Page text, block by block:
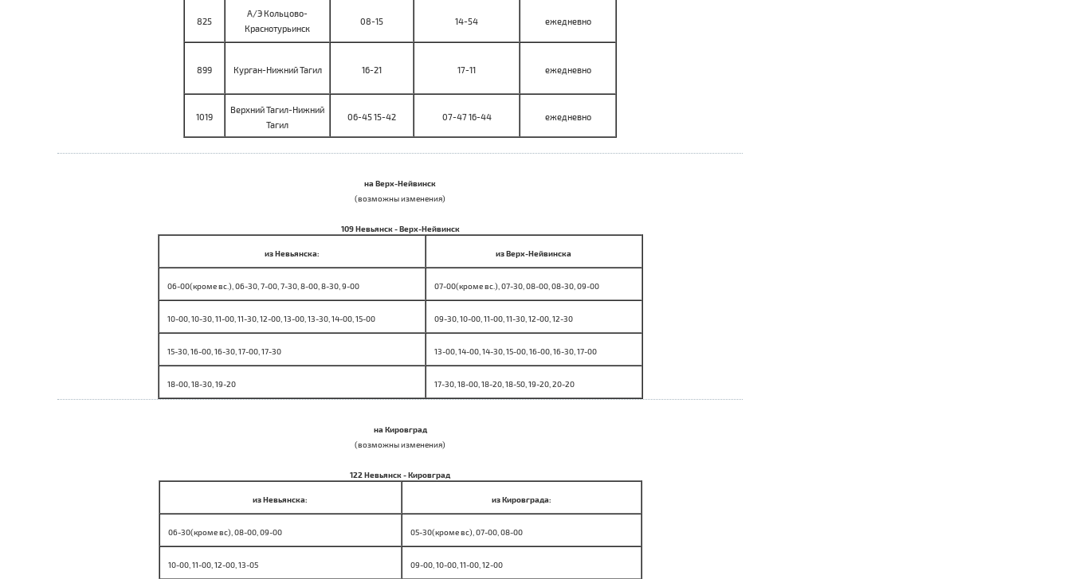
825
А/Э Кольцово-
Краснотурьинск
08-15 14-54 ежедневно
899 Курган-Нижний Тагил 16-21 17-11 ежедневно
1019
Верхний Тагил-Нижний
Тагил
06-45 15-42 07-47 16-44 ежедневно
на Верх-Нейвинск
(возможны изменения)
109 Невьянск - Верх-Нейвинск
из Невьянска: из Верх-Нейвинска
06-00(кроме вс.), 06-30, 7-00, 7-30, 8-00, 8-30, 9-00 07-00(кроме вс.), 07-30, 08-00, 08-30, 09-00
10-00, 10-30, 11-00, 11-30, 12-00, 13-00, 13-30, 14-00, 15-00 09-30, 10-00, 11-00, 11-30, 12-00, 12-30
15-30, 16-00, 16-30, 17-00, 17-30 13-00, 14-00, 14-30, 15-00, 16-00, 16-30, 17-00
18-00, 18-30, 19-20 17-30, 18-00, 18-20, 18-50, 19-20, 20-20
на Кировград
(возможны изменения)
122 Невьянск - Кировград
из Невьянска: из Кировграда:
06-30(кроме вс), 08-00, 09-00 05-30(кроме вс), 07-00, 08-00
10-00, 11-00, 12-00, 13-05 09-00, 10-00, 11-00, 12-00